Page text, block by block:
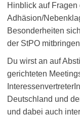
Hinblick auf
Adhäsion/
Besonderheiten
der StPO
Du wirst an auf
gerichteten
Deutschland und
und dabei auch